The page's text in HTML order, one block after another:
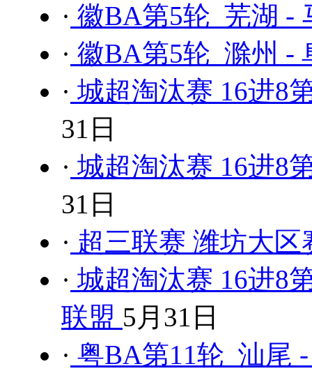
· 徽BA第5轮 芜湖 -
· 徽BA第5轮 滁州 -
· 城超淘汰赛 16进8
31日
· 城超淘汰赛 16进8
31日
· 超三联赛 潍坊大
· 城超淘汰赛 16进8
联盟 5月31日
· 粤BA第11轮 汕尾